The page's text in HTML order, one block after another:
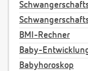
BMI-Rechner
Baby-
Babyhoroskop